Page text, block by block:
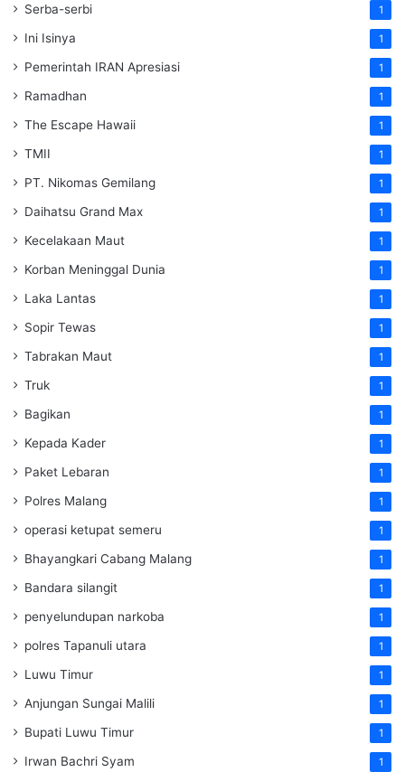
Serba-serbi 1
Ini Isinya 1
Pemerintah IRAN Apresiasi 1
Ramadhan 1
The Escape Hawaii 1
TMII 1
PT. Nikomas Gemilang 1
Daihatsu Grand Max 1
Kecelakaan Maut 1
Korban Meninggal Dunia 1
Laka Lantas 1
Sopir Tewas 1
Tabrakan Maut 1
Truk 1
Bagikan 1
Kepada Kader 1
Paket Lebaran 1
Polres Malang 1
operasi ketupat semeru 1
Bhayangkari Cabang Malang 1
Bandara silangit 1
penyelundupan narkoba 1
polres Tapanuli utara 1
Luwu Timur 1
Anjungan Sungai Malili 1
Bupati Luwu Timur 1
Irwan Bachri Syam 1